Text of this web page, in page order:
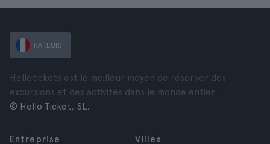
FRA (EUR)
Hellotickets est le meilleur moyen de réserver des
excursions et des activités dans le monde entier.
© Hello Ticket, SL.
Entreprise Villes